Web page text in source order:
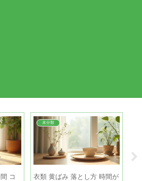
コ
未分類
衣類 黄ばみ 落とし方 時間が